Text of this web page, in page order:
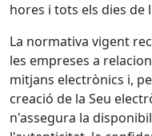
hores i tots els dies de
La normativa vigent
les empreses a
mitjans electrònics i,
creació de la Seu
n'assegura la